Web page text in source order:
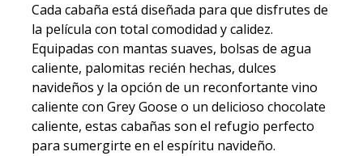
Cada cabaña está diseñada para que disfrutes de
la película con total comodidad y calidez.
Equipadas con mantas suaves, bolsas de agua
caliente, palomitas recién hechas, dulces
navideños y la opción de un reconfortante vino
caliente con Grey Goose o un delicioso chocolate
caliente, estas cabañas son el refugio perfecto
para sumergirte en el espíritu navideño.